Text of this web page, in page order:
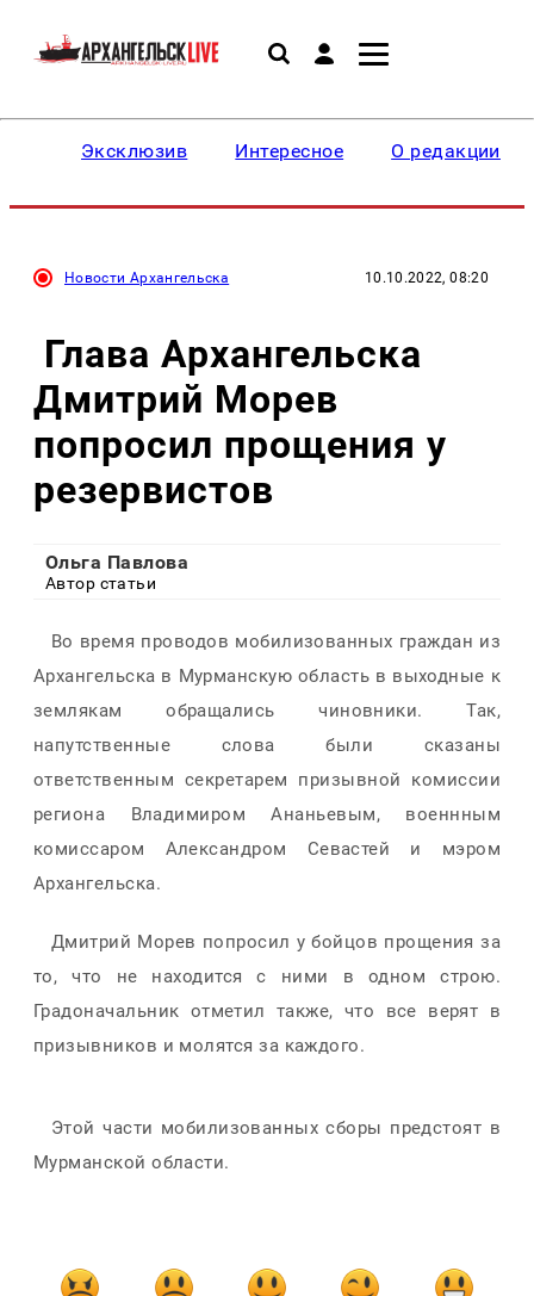
Эксклюзив Интересное О редакции
Новости Архангельска 10.10.2022, 08:20
Глава Архангельска
Дмитрий Морев
попросил прощения у
резервистов
Ольга Павлова
Автор статьи
Во время проводов мобилизованных граждан из
Архангельска в Мурманскую область в выходные к
землякам обращались чиновники. Так,
напутственные слова были сказаны
ответственным секретарем призывной комиссии
региона Владимиром Ананьевым, военнным
комиссаром Александром Севастей и мэром
Архангельска.
Дмитрий Морев попросил у бойцов прощения за
то, что не находится с ними в одном строю.
Градоначальник отметил также, что все верят в
призывников и молятся за каждого.
Этой части мобилизованных сборы предстоят в
Мурманской области.